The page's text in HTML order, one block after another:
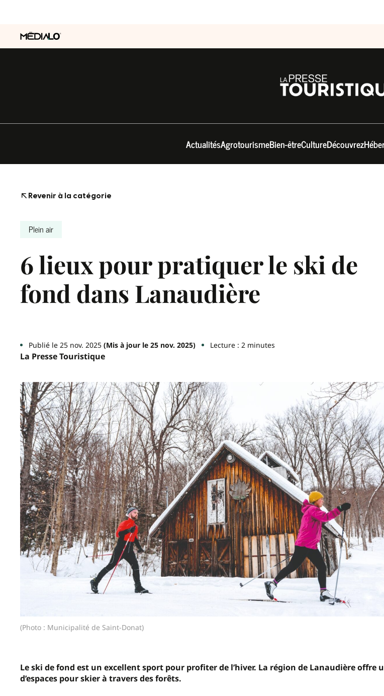
ActualitésAgrotourismeBien-êtreCultureDécouvrez
Revenir à la catégorie
Plein air
6 lieux pour pratiquer le ski de
fond dans Lanaudière
Publié le 25 nov. 2025(Mis à jour le 25 nov. 2025) Lecture : 2 minutes
La Presse Touristique
(Photo : Municipalité de Saint-Donat)
Le ski de fond est un excellent sport pour profiter de l’hiver. La région de Lanaudière offre
d’espaces pour skier à travers des forêts.